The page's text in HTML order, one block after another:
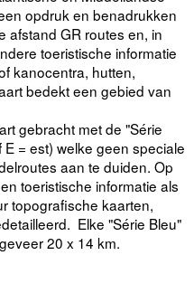
opdruk en benadrukken
afstand GR routes en, in
toeristische informatie
kanocentra, hutten,
bedekt een gebied van
gebracht met de "Série
= est) welke geen speciale
aan te duiden. Op
toeristische informatie als
topografische kaarten,
Elke "Série Bleu"
20 x 14 km.